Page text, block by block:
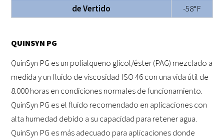
de Vertido
-58°F
QUINSYN PG
QuinSyn PG es un polialqueno glicol/éster (PAG) mezclado a
medida y un fluido de viscosidad ISO 46 con una vida útil de
8.000 horas en condiciones normales de funcionamiento.
QuinSyn PG es el fluido recomendado en aplicaciones con
alta humedad debido a su capacidad para retener agua.
QuinSyn PG es más adecuado para aplicaciones donde